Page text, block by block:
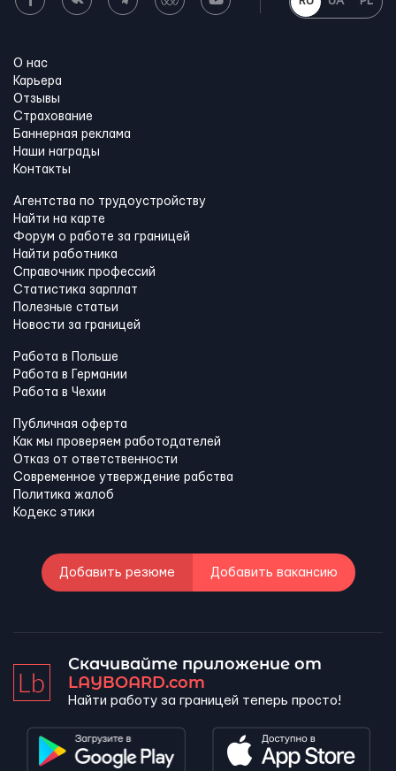
О нас
Карьера
Отзывы
Страхование
Баннерная реклама
Наши награды
Контакты
Агентства по трудоустройству
Найти на карте
Форум о работе за границей
Найти работника
Справочник профессий
Статистика зарплат
Полезные статьи
Новости за границей
Работа в Польше
Работа в Германии
Работа в Чехии
Публичная оферта
Как мы проверяем работодателей
Отказ от ответственности
Современное утверждение рабства
Политика жалоб
Кодекс этики
Добавить резюме Добавить вакансию
Скачивайте приложение от
LAYBOARD.com
Найти работу за границей теперь просто!